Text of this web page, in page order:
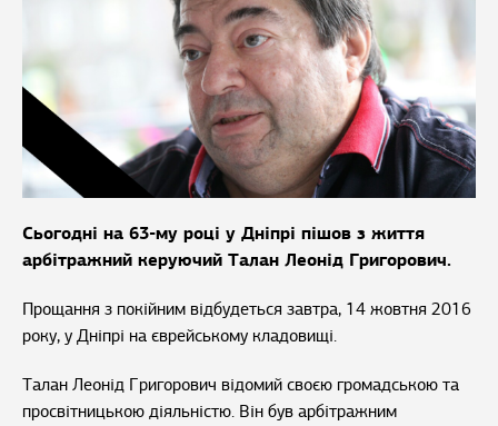
Сьогодні на 63-му році у Дніпрі пішов з життя
арбітражний керуючий Талан Леонід Григорович.
Прощання з покійним відбудеться завтра, 14 жовтня 2016
року, у Дніпрі на єврейському кладовищі.
Талан Леонід Григорович відомий своєю громадською та
просвітницькою діяльністю. Він був арбітражним